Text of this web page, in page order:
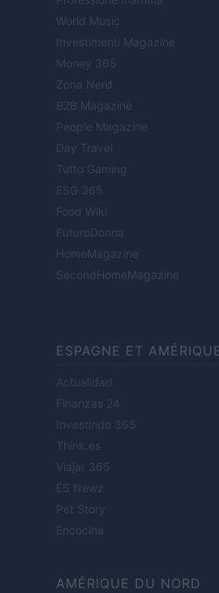
World Music
Investimenti Magazine
Money 365
Zona Nerd
B2B Magazine
People Magazine
Day Travel
Tutto Gaming
ESG 365
Food Wiki
FuturoDonna
HomeMagazine
SecondHomeMagazine
ESPAGNE ET
Actualidad
Finanzas 24
Investindo 365
Think.es
Viajar 365
ES Newz
Pet Story
Encocina
AMÉRIQUE DU NORD